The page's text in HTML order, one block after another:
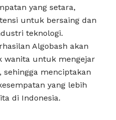
yang setara,
untuk bersaing dan
teknologi.
Algobash akan
wanita untuk mengejar
menciptakan
yang lebih
di Indonesia.